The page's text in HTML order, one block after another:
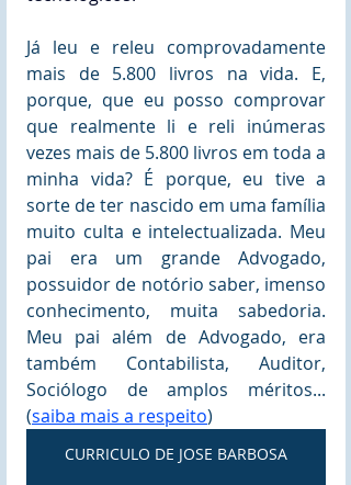
Já leu e releu comprovadamente
mais de 5.800 livros na vida. E,
porque, que eu posso comprovar
que realmente li e reli inúmeras
vezes mais de 5.800 livros em toda a
minha vida? É porque, eu tive a
sorte de ter nascido em uma família
muito culta e intelectualizada. Meu
pai era um grande Advogado,
possuidor de notório saber, imenso
conhecimento, muita sabedoria.
Meu pai além de Advogado, era
também Contabilista, Auditor,
Sociólogo de amplos méritos...
(saiba mais a respeito)
CURRICULO DE JOSE BARBOSA